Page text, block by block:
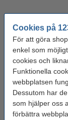
Cookies på
För att göra
enkel som
cookies och
Funktionella
webbplatsen
Dessutom har
som hjälper oss
förbättra
175 kr
99 kr
Glöm inte att